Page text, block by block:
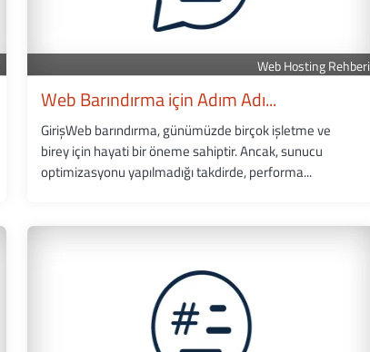
Web Hosting Rehberi
Web Barındırma için Adım Adı...
GirişWeb barındırma, günümüzde birçok işletme ve
birey için hayati bir öneme sahiptir. Ancak, sunucu
optimizasyonu yapılmadığı takdirde, performa...